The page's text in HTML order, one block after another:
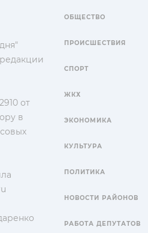
от
в
ОБЩЕСТВО
ПРОИСШЕСТВИЯ
СПОРТ
ЖКХ
ЭКОНОМИКА
КУЛЬТУРА
ПОЛИТИКА
НОВОСТИ РАЙОНОВ
РАБОТА ДЕПУТАТОВ